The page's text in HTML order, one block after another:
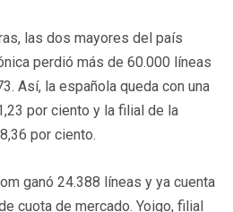
las dos mayores del país
perdió más de 60.000 líneas
Así, la española queda con una
por ciento y la filial de la
por ciento.
ganó 24.388 líneas y ya cuenta
cuota de mercado. Yoigo, filial